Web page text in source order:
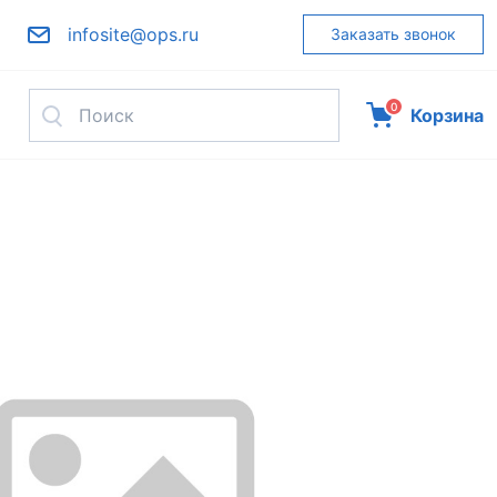
infosite@ops.ru Заказать звонок
0 Корзина